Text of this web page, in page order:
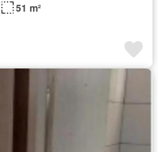
51 m²